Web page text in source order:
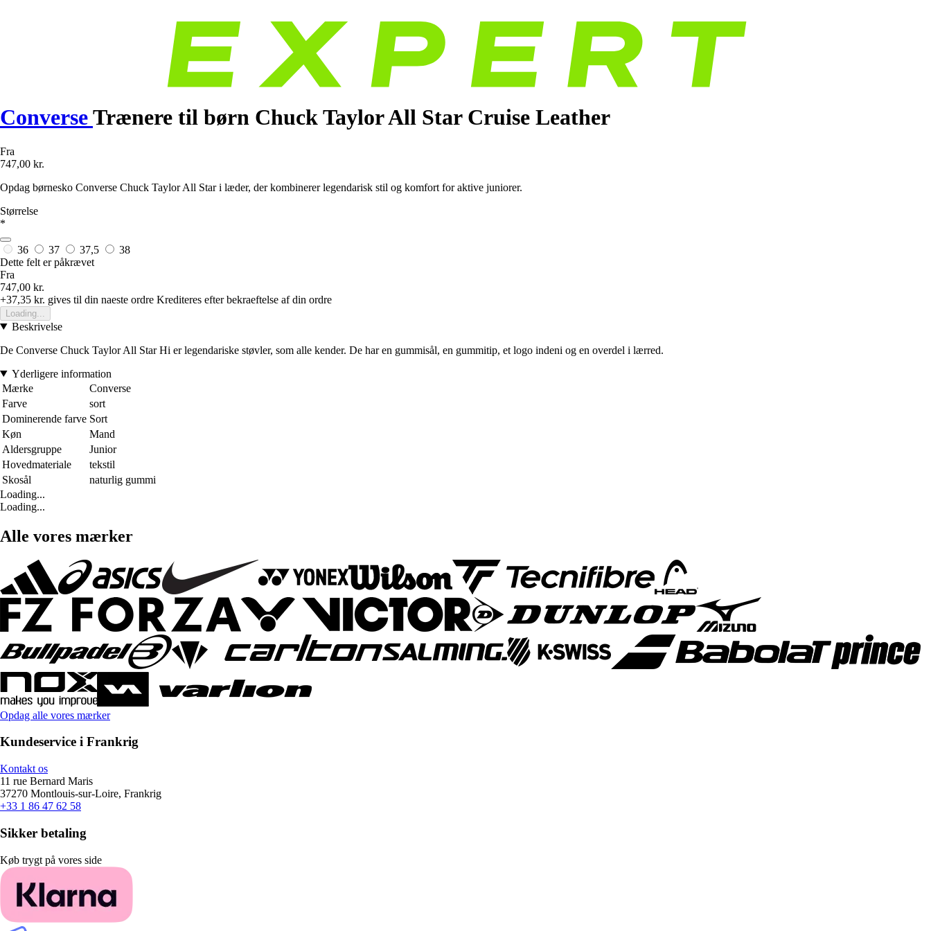
ConverseTrænere til børn Chuck Taylor All Star Cruise Leather
Fra
747,00 kr.
Opdag børnesko Converse Chuck Taylor All Star i læder, der kombinerer legendarisk stil og komfort for aktive juniorer.
Størrelse
*
36 37 37,5
38
Dette felt er påkrævet
Fra
747,00 kr.
+37,35 kr. gives til din naeste ordre Krediteres efter bekraeftelse af din ordre
Loading...
Beskrivelse
De Converse Chuck Taylor All Star Hi er legendariske støvler, som alle kender. De har en gummisål, en gummitip, et logo indeni og en overdel i lærred.
Yderligere information
Mærke
Converse
Farve
sort
Dominerende farve Sort
Køn
Mand
Aldersgruppe
Junior
Hovedmateriale
tekstil
Skosål
naturlig gummi
Loading...
Loading...
Alle vores mærker
Opdag alle vores mærker
Kundeservice i Frankrig
Kontakt os
11 rue Bernard Maris
37270 Montlouis-sur-Loire, Frankrig
+33 1 86 47 62 58
Sikker betaling
Køb trygt på vores side